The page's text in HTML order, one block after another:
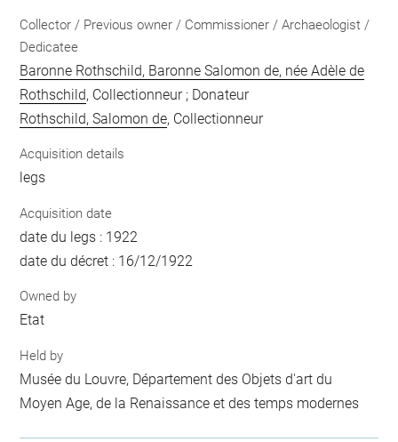
Collector / Previous owner / Commissioner / Archaeologist /
Dedicatee
Baronne Rothschild, Baronne Salomon de, née Adèle de
Rothschild, Collectionneur ; Donateur
Rothschild, Salomon de, Collectionneur
Acquisition details
legs
Acquisition date
date du legs : 1922
date du décret : 16/12/1922
Owned by
Etat
Held by
Musée du Louvre, Département des Objets d'art du
Moyen Age, de la Renaissance et des temps modernes